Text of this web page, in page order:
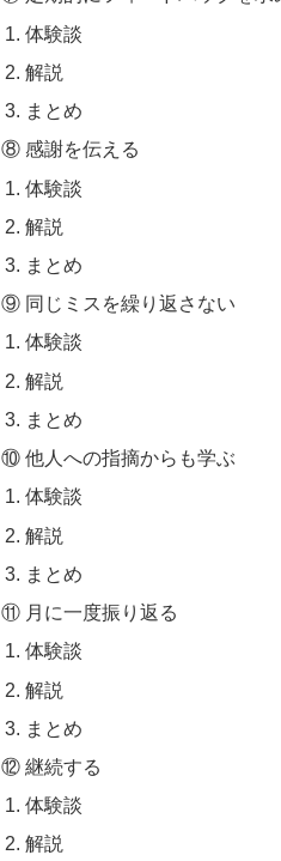
体験談
解説
まとめ
⑧ 感謝を伝える
体験談
解説
まとめ
⑨ 同じミスを繰り返さない
体験談
解説
まとめ
⑩ 他人への指摘からも学ぶ
体験談
解説
まとめ
⑪ 月に一度振り返る
体験談
解説
まとめ
⑫ 継続する
体験談
解説